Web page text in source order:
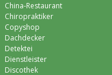
China-Restaurant
Chiropraktiker
Copyshop
Dachdecker
Detektei
Dienstleister
Discothek